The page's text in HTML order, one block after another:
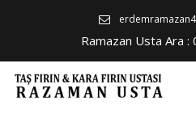
Ramazan Usta Ara